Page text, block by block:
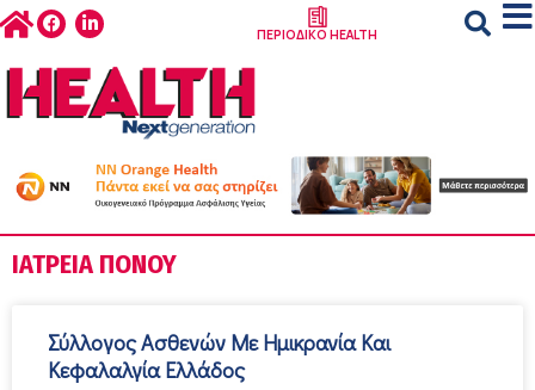
ΠΕΡΙΟΔΙΚΟ HEALTH
ΙΑΤΡΕΊΑ ΠΌΝΟΥ
Σύλλογος Ασθενών Με Ημικρανία Και
Κεφαλαλγία Ελλάδος